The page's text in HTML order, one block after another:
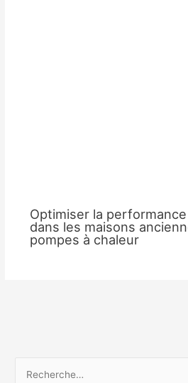
Optimiser la
dans les maisons
pompes à chaleur